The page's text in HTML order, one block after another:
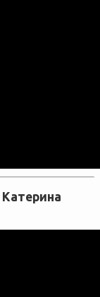
Катерина